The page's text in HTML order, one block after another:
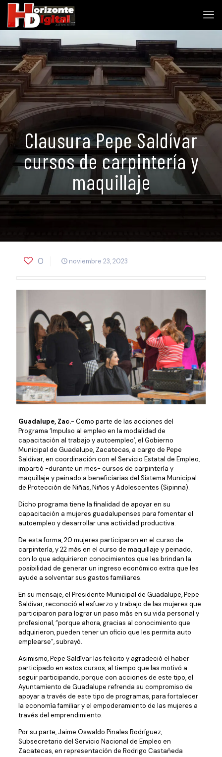
Clausura Pepe Saldívar
cursos de carpintería y
maquillaje
0 noviembre 23, 2023
Guadalupe, Zac.- Como parte de las acciones del
Programa ‘Impulso al empleo en la modalidad de
capacitación al trabajo y autoempleo’, el Gobierno
Municipal de Guadalupe, Zacatecas, a cargo de Pepe
Saldívar, en coordinación con el Servicio Estatal de Empleo,
impartió -durante un mes- cursos de carpintería y
maquillaje y peinado a beneficiarias del Sistema Municipal
de Protección de Niñas, Niños y Adolescentes (Sipinna).
Dicho programa tiene la finalidad de apoyar en su
capacitación a mujeres guadalupenses para fomentar el
autoempleo y desarrollar una actividad productiva.
De esta forma, 20 mujeres participaron en el curso de
carpintería, y 22 más en el curso de maquillaje y peinado,
con lo que adquirieron conocimientos que les brindan la
posibilidad de generar un ingreso económico extra que les
ayude a solventar sus gastos familiares.
En su mensaje, el Presidente Municipal de Guadalupe, Pepe
Saldívar, reconoció el esfuerzo y trabajo de las mujeres que
participaron para lograr un paso más en su vida personal y
profesional, “porque ahora, gracias al conocimiento que
adquirieron, pueden tener un oficio que les permita auto
emplearse”, subrayó.
Asimismo, Pepe Saldívar las felicito y agradeció el haber
participado en estos cursos, al tiempo que las motivó a
seguir participando, porque con acciones de este tipo, el
Ayuntamiento de Guadalupe refrenda su compromiso de
apoyar a través de este tipo de programas, para fortalecer
la economía familiar y el empoderamiento de las mujeres a
través del emprendimiento.
Por su parte, Jaime Oswaldo Pinales Rodríguez,
Subsecretario del Servicio Nacional de Empleo en
Zacatecas, en representación de Rodrigo Castañeda